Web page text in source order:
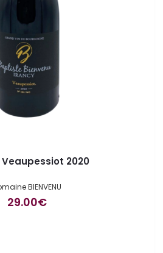
Veaupessiot 2020
BIENVENU
29.00€